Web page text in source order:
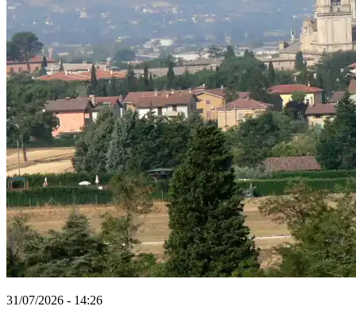
31/07/2026 - 14:26